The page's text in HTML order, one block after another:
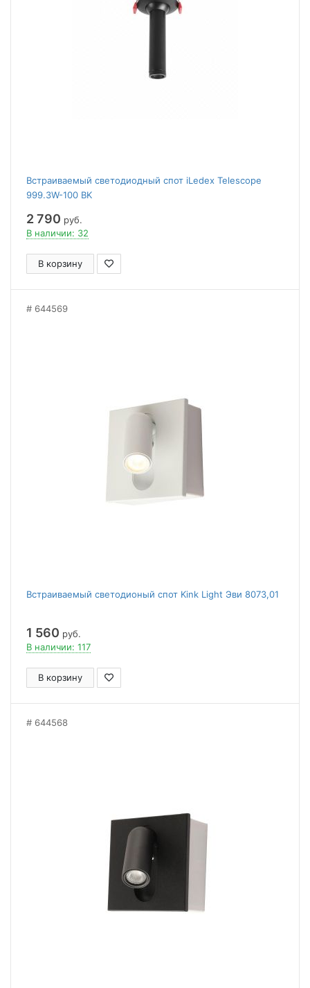
Встраиваемый светодиодный спот iLedex Telescope
999.3W-100 BK
2 790 руб.
В наличии: 32
В корзину
644569
Встраиваемый светодионый спот Kink Light Эви 8073,01
1 560 руб.
В наличии: 117
В корзину
644568